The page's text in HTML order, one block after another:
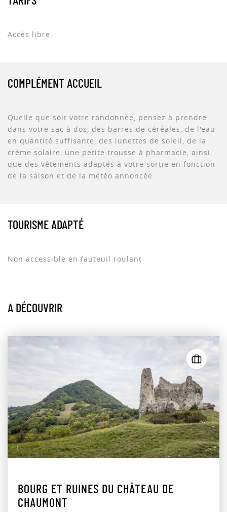
Accès libre.
COMPLÉMENT ACCUEIL
Quelle que soit votre randonnée, pensez à prendre
dans votre sac à dos, des barres de céréales, de l'eau
en quantité suffisante, des lunettes de soleil, de la
crème solaire, une petite trousse à pharmacie, ainsi
que des vêtements adaptés à votre sortie en fonction
de la saison et de la météo annoncée.
TOURISME ADAPTÉ
Non accessible en fauteuil roulant
A DÉCOUVRIR
BOURG ET RUINES DU CHÂTEAU DE
CHAUMONT